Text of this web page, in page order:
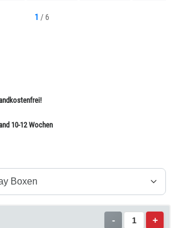
1 / 6
10-12 Wochen
- +